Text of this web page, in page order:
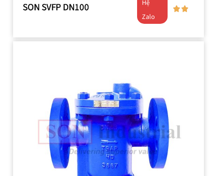
SON SVFP DN100
Hệ
Zalo